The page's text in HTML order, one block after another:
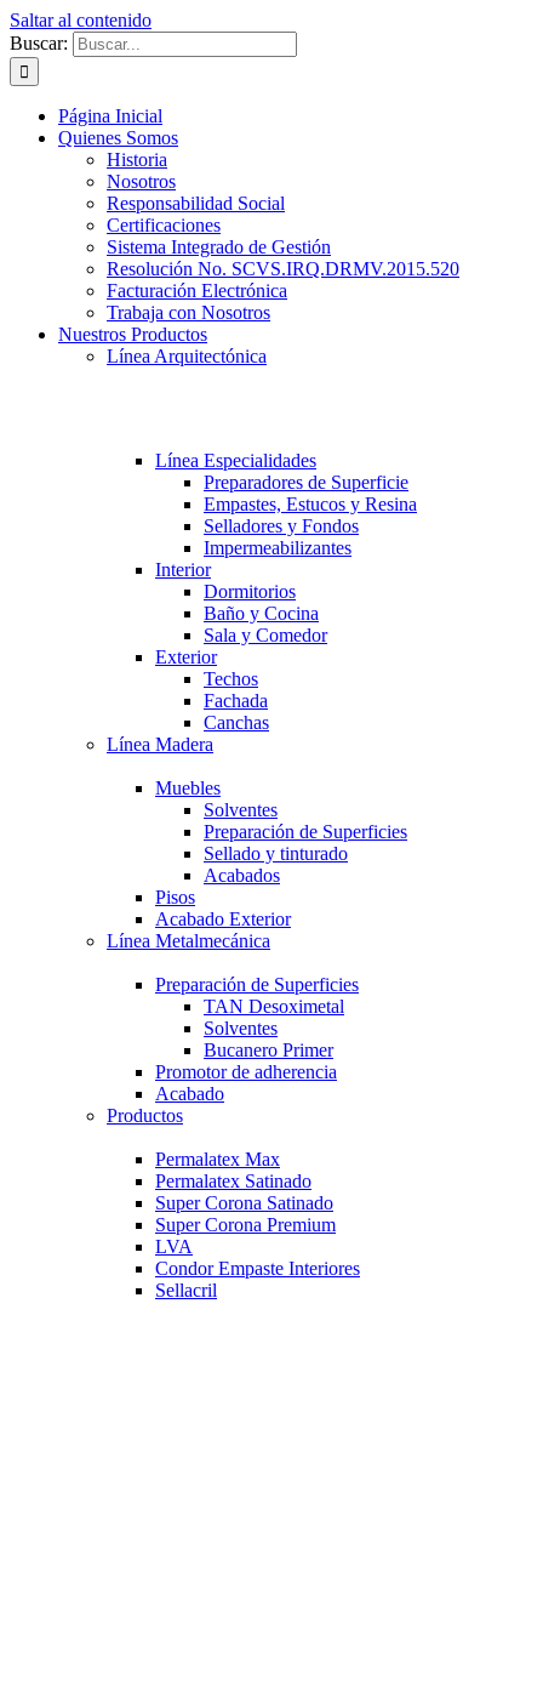
Saltar al contenido
Buscar:
Página Inicial
Quienes Somos
Historia
Nosotros
Responsabilidad Social
Certificaciones
Sistema Integrado de Gestión
Resolución No. SCVS.IRQ.DRMV.2015.520
Facturación Electrónica
Trabaja con Nosotros
Nuestros Productos
Línea Arquitectónica
Línea Especialidades
Preparadores de Superficie
Empastes, Estucos y Resina
Selladores y Fondos
Impermeabilizantes
Interior
Dormitorios
Baño y Cocina
Sala y Comedor
Exterior
Techos
Fachada
Canchas
Línea Madera
Muebles
Solventes
Preparación de Superficies
Sellado y tinturado
Acabados
Pisos
Acabado Exterior
Línea Metalmecánica
Preparación de Superficies
TAN Desoximetal
Solventes
Bucanero Primer
Promotor de adherencia
Acabado
Productos
Permalatex Max
Permalatex Satinado
Super Corona Satinado
Super Corona Premium
LVA
Condor Empaste Interiores
Sellacril